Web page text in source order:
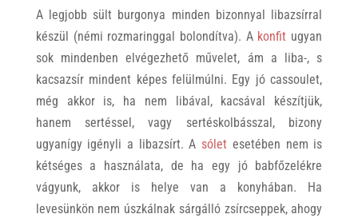
A legjobb sült burgonya minden bizonnyal libazsírral
készül (némi rozmaringgal bolondítva). A konfit ugyan
sok mindenben elvégezhető művelet, ám a liba-, s
kacsazsír mindent képes felülmúlni. Egy jó cassoulet,
még akkor is, ha nem libával, kacsával készítjük,
hanem sertéssel, vagy sertéskolbásszal, bizony
ugyanígy igényli a libazsírt. A sólet esetében nem is
kétséges a használata, de ha egy jó babfőzelékre
vágyunk, akkor is helye van a konyhában. Ha
levesünkön nem úszkálnak sárgálló zsírcseppek, ahogy